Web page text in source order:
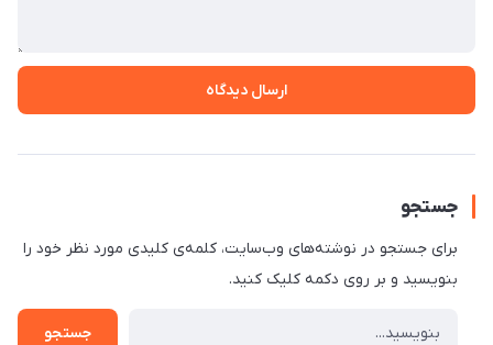
ارسال دیدگاه
جستجو
برای جستجو در نوشته‌های وب‌سایت، کلمه‌ی کلیدی مورد نظر خود را
بنویسید و بر روی دکمه کلیک کنید.
جستجو